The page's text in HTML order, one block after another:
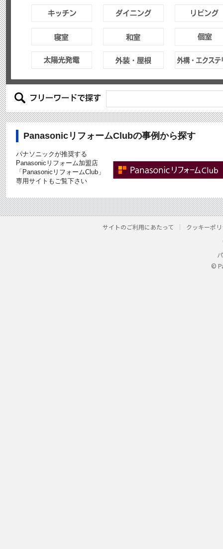
PanasonicリフォームClubの事例から探す
パナソニックが推奨する
Panasonicリフォーム加盟店
「PanasonicリフォームClub」
専用サイトもご覧下さい
サイトのご利用にあたって クッキーポ
©